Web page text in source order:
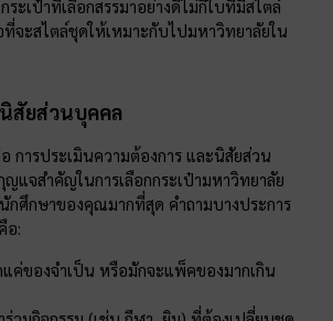
ะเป๋าที่เลือกสรรมาอย่างดีไม่กี่ใบที่มีสไตล์
จะสไตล์ชุดให้เหมาะกับไปมหาวิทยาลัยใน
สัยส่วนบุคคล
การประเมินความต้องการ และนิสัยส่วน
แจสำคัญในการเลือกกระเป๋ามหาวิทยาลัย
กศึกษาของคุณมากที่สุด คำถามบางประการ
อ:
ค่ของจำเป็น หรือมักจะแพ็คของมากเกิน